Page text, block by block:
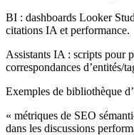
BI : dashboards Looker
citations IA et performance.
Assistants IA : scripts pour
correspondances d’entités/
Exemples de bibliothèque
« métriques de SEO
dans les discussions